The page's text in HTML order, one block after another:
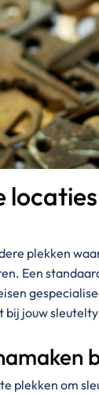
plekken
Een
bij jouw
plekken om